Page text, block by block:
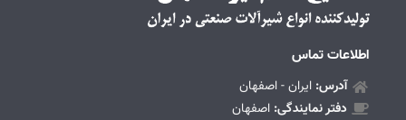
اطلاعات تماس
آدرس:ایران - اصفهان
دفتر نمایندگی: اصفهان